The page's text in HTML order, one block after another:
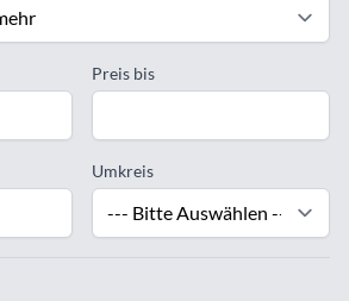
Preis bis
Umkreis